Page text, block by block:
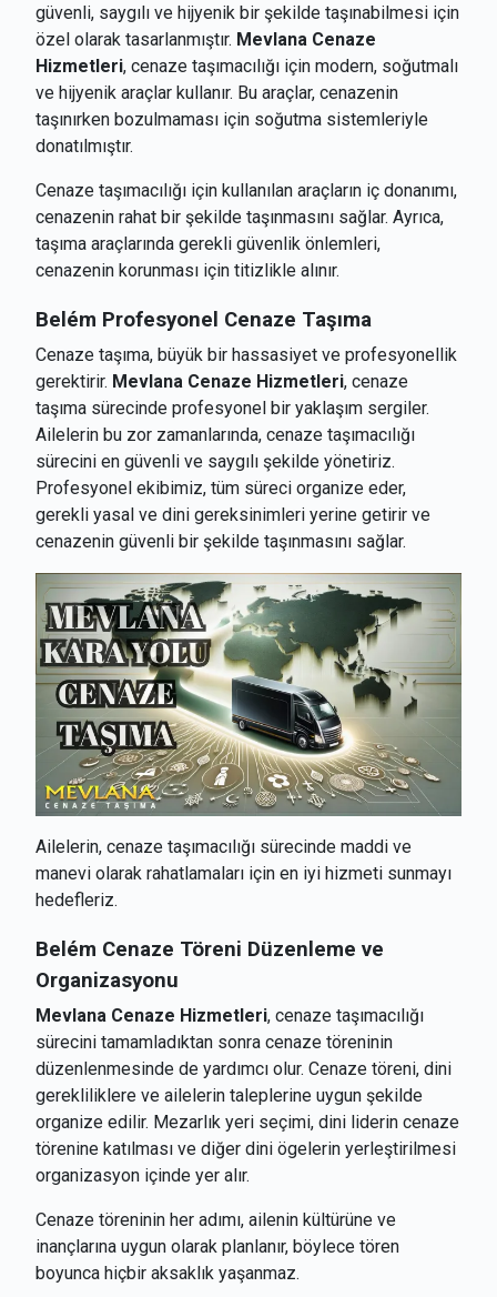
güvenli, saygılı ve hijyenik bir şekilde taşınabilmesi için
özel olarak tasarlanmıştır. Mevlana Cenaze
Hizmetleri, cenaze taşımacılığı için modern, soğutmalı
ve hijyenik araçlar kullanır. Bu araçlar, cenazenin
taşınırken bozulmaması için soğutma sistemleriyle
donatılmıştır.
Cenaze taşımacılığı için kullanılan araçların iç donanımı,
cenazenin rahat bir şekilde taşınmasını sağlar. Ayrıca,
taşıma araçlarında gerekli güvenlik önlemleri,
cenazenin korunması için titizlikle alınır.
Belém Profesyonel Cenaze Taşıma
Cenaze taşıma, büyük bir hassasiyet ve profesyonellik
gerektirir. Mevlana Cenaze Hizmetleri, cenaze
taşıma sürecinde profesyonel bir yaklaşım sergiler.
Ailelerin bu zor zamanlarında, cenaze taşımacılığı
sürecini en güvenli ve saygılı şekilde yönetiriz.
Profesyonel ekibimiz, tüm süreci organize eder,
gerekli yasal ve dini gereksinimleri yerine getirir ve
cenazenin güvenli bir şekilde taşınmasını sağlar.
Ailelerin, cenaze taşımacılığı sürecinde maddi ve
manevi olarak rahatlamaları için en iyi hizmeti sunmayı
hedefleriz.
Belém Cenaze Töreni Düzenleme ve
Organizasyonu
Mevlana Cenaze Hizmetleri, cenaze taşımacılığı
sürecini tamamladıktan sonra cenaze töreninin
düzenlenmesinde de yardımcı olur. Cenaze töreni, dini
gerekliliklere ve ailelerin taleplerine uygun şekilde
organize edilir. Mezarlık yeri seçimi, dini liderin cenaze
törenine katılması ve diğer dini ögelerin yerleştirilmesi
organizasyon içinde yer alır.
Cenaze töreninin her adımı, ailenin kültürüne ve
inançlarına uygun olarak planlanır, böylece tören
boyunca hiçbir aksaklık yaşanmaz.